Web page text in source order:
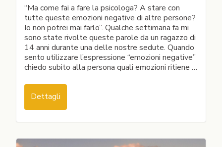
“Ma come fai a fare la psicologa? A stare con
tutte queste emozioni negative di altre persone?
Io non potrei mai farlo”. Qualche settimana fa mi
sono state rivolte queste parole da un ragazzo di
14 anni durante una delle nostre sedute. Quando
sento utilizzare l’espressione “emozioni negative”
chiedo subito alla persona quali emozioni ritiene …
Dettagli